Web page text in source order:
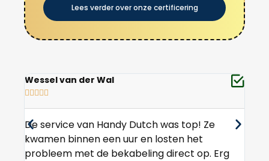
Lees verder over onze certificering
Lennart Vos
    
Fijn dat er een 24/7 spoedservice is in Den
Haag. Handy Dutch was snel ter plaatse en
werkte netjes. Ik ben zeer tevreden.